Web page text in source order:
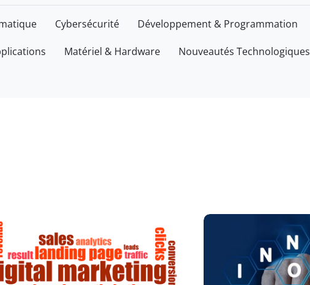
Cybersécurité Développement & Programmation
Matériel & Hardware Nouveautés Technologiques